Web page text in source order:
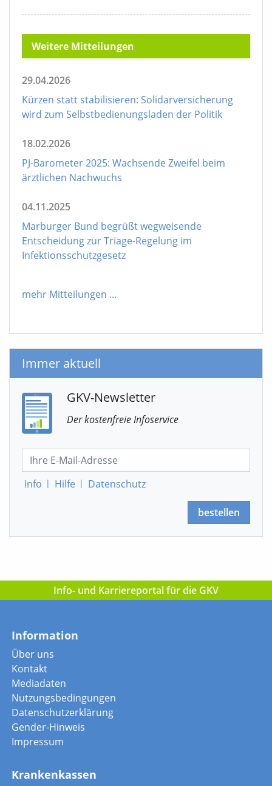
Weitere Mitteilungen
29.04.2026
Kürzen statt stabilisieren: Solidarversicherung
wird zum Selbstbedienungsladen der Politik
18.02.2026
PJ-Barometer 2025: Wachsende Zweifel beim
ärztlichen Nachwuchs
04.11.2025
Marburger Bund begrüßt wegweisende
Entscheidung zur Triage-Regelung im
Infektionsschutzgesetz
mehr Mitteilungen ...
Immer aktuell
GKV-Newsletter
Der kostenfreie Infoservice
Info | Hilfe | Datenschutz
bestellen
Info- und Karriereportal für die GKV
Information
Über uns
Kontakt
Mediadaten
Nutzungsbedingungen
Datenschutzerklärung
Gender-Hinweis
Impressum
Krankenkassen